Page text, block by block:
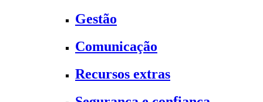
Gestão
Comunicação
Recursos extras